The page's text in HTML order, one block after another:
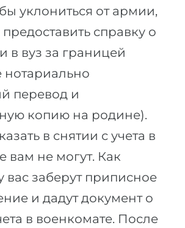
уклониться от армии,
справку о
в вуз за границей
нотариально
перевод и
копию на родине).
в снятии с учета в
вам не могут. Как
вас заберут приписное
и дадут документ о
в военкомате. После